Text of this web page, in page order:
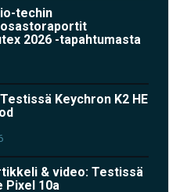
techin
2026 -tapahtumasta
Keychron K2 HE
& video: Testissä
Pixel 10a